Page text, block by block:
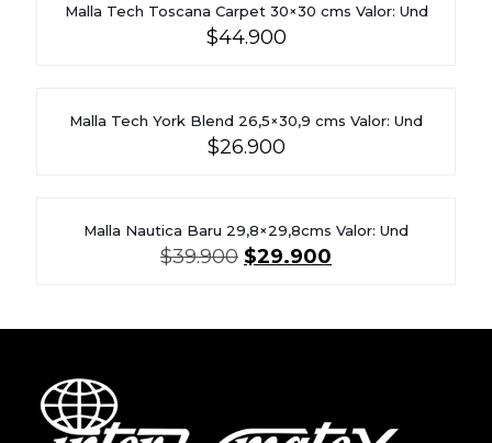
Malla Tech Toscana Carpet 30×30 cms Valor: Und
$44.900
Malla Tech York Blend 26,5×30,9 cms Valor: Und
$26.900
Malla Nautica Baru 29,8×29,8cms Valor: Und
$39.900 El
$29.900